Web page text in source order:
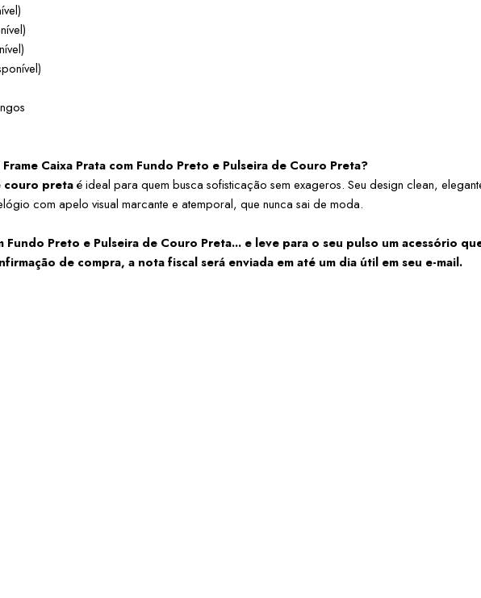
Caixa Prata com Fundo Preto e Pulseira de Couro Preta?
couro preta é ideal para quem busca sofisticação sem exageros. Seu design clean,
com apelo visual marcante e atemporal, que nunca sai de moda.
Fundo Preto e Pulseira de Couro Preta... e leve para o seu pulso um acessório
de compra, a nota fiscal será enviada em até um dia útil em seu e-mail.